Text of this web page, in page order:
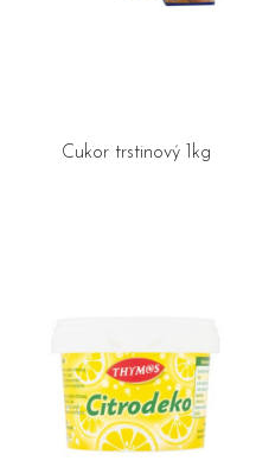
Cukor trstinový 1kg